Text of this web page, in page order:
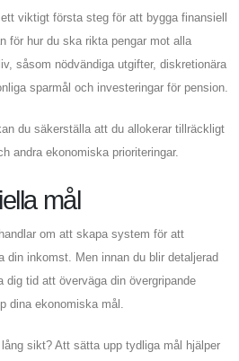
viktigt första steg för att bygga finansiell
för hur du ska rikta pengar mot alla
såsom nödvändiga utgifter, diskretionära
sparmål och investeringar för pension.
du säkerställa att du allokerar tillräckligt
andra ekonomiska prioriteringar.
mål
om att skapa system för att
din inkomst. Men innan du blir detaljerad
dig tid att överväga din övergripande
dina ekonomiska mål.
sikt? Att sätta upp tydliga mål hjälper